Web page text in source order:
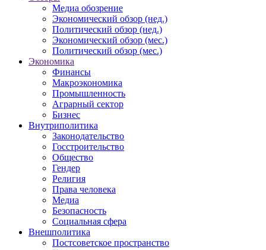
Медиа обозрение
Экономический обзор (нед.)
Политический обзор (нед.)
Экономический обзор (мес.)
Политический обзор (мес.)
Экономика
Финансы
Макроэкономика
Промышленность
Аграрный сектор
Бизнес
Внутриполитика
Законодательство
Госстроительство
Общество
Гендер
Религия
Права человека
Медиа
Безопасность
Социальная сфера
Внешполитика
Постсоветское пространство